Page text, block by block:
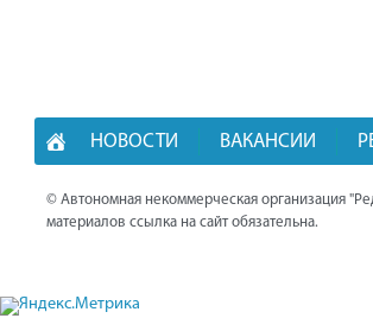
НОВОСТИ ВАКАНСИИ
© Автономная некоммерческая организация
материалов ссылка на сайт обязательна.